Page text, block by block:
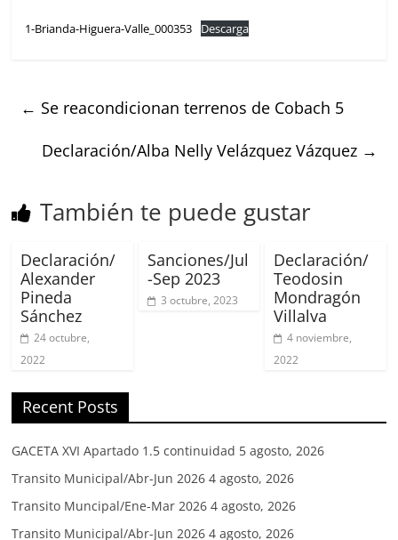
1-Brianda-Higuera-Valle_000353 Descarga
← Se reacondicionan terrenos de Cobach 5
Declaración/Alba Nelly Velázquez Vázquez →
También te puede gustar
Declaración/
Alexander
Pineda
Sánchez
24 octubre,
2022
Sanciones/Jul
-Sep 2023
3 octubre, 2023
Declaración/
Teodosin
Mondragón
Villalva
4 noviembre,
2022
Recent Posts
GACETA XVI Apartado 1.5 continuidad 5 agosto, 2026
Transito Municipal/Abr-Jun 2026 4 agosto, 2026
Transito Muncipal/Ene-Mar 2026 4 agosto, 2026
Transito Municipal/Abr-Jun 2026 4 agosto, 2026